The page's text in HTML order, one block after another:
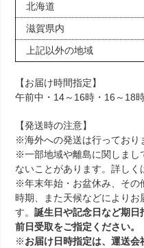
北海道
滋賀県内
上記以外の地域
【お届け時間指定】
午前中・14～16時・16～18
【発送時の注意】
※海外への発送は行っており
※一部地域や離島に関しまし
ないことがあります。詳しく
※年末年始・お盆休み、その
時期、また天候などによりお
す。誕生日や記念日など期
前日受取をご指定ください。
※お届け日時指定は、運送